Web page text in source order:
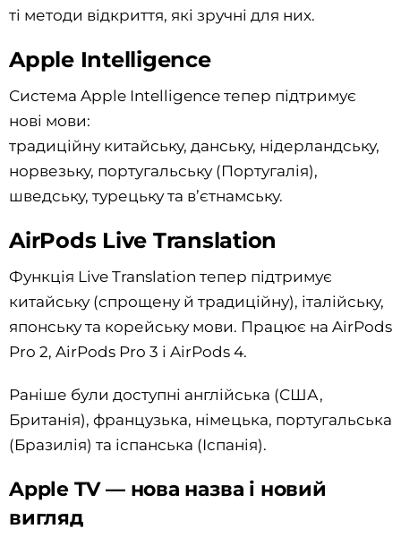
ті методи відкриття, які зручні для них.
Apple Intelligence
Система Apple Intelligence тепер підтримує
нові мови:
традиційну китайську, данську, нідерландську,
норвезьку, португальську (Португалія),
шведську, турецьку та в’єтнамську.
AirPods Live Translation
Функція Live Translation тепер підтримує
китайську (спрощену й традиційну), італійську,
японську та корейську мови. Працює на AirPods
Pro 2, AirPods Pro 3 і AirPods 4.
Раніше були доступні англійська (США,
Британія), французька, німецька, португальська
(Бразилія) та іспанська (Іспанія).
Apple TV — нова назва і новий
вигляд